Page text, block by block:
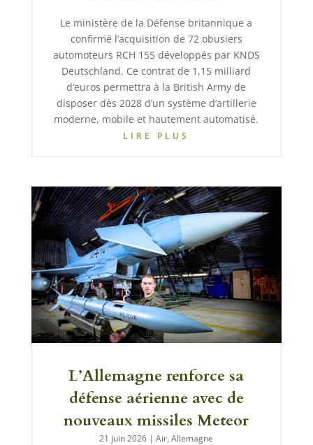
Le ministère de la Défense britannique a
confirmé l’acquisition de 72 obusiers
automoteurs RCH 155 développés par KNDS
Deutschland. Ce contrat de 1,15 milliard
d’euros permettra à la British Army de
disposer dès 2028 d’un système d’artillerie
moderne, mobile et hautement automatisé.
LIRE PLUS
L’Allemagne renforce sa
défense aérienne avec de
nouveaux missiles Meteor
21 juin 2026 |Air,Allemagne